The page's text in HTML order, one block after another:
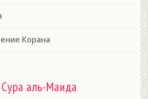
Корана
Сура аль-Маида